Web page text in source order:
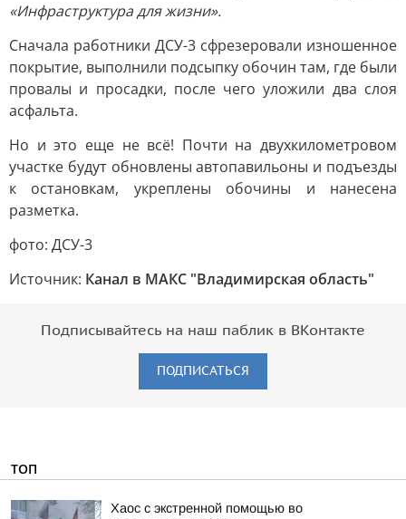
«Инфраструктура для жизни».
Сначала работники ДСУ-3 сфрезеровали изношенное
покрытие, выполнили подсыпку обочин там, где были
провалы и просадки, после чего уложили два слоя
асфальта.
Но и это еще не всё! Почти на двухкилометровом
участке будут обновлены автопавильоны и подъезды
к остановкам, укреплены обочины и нанесена
разметка.
фото: ДСУ-3
Источник: Канал в МАКС "Владимирская область"
Подписывайтесь на наш паблик в ВКонтакте
ПОДПИСАТЬСЯ
ТОП
Хаос с экстренной помощью во